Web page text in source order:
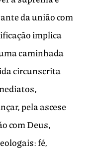
da união com
implica
caminhada
circunscrita
pela ascese
com Deus,
fé,